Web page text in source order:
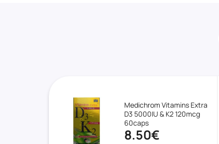
Medichrom Vitamins Extra
D3 5000IU & K2 120mcg
60caps
8.50€